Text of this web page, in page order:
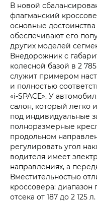
В новой
флагманский
основные
обеспечивают его
других моделей
Внедорожник с
колесной базой в 2
служит примером
и полностью
«i‑SPACE». У
салон, который легко
под индивидуальные
полноразмерные
продольном
регулировать угол
водителя имеет
направлениях, а
Вместительностью
кроссовера: диапазон
отсека от 187 до 2 125 л.